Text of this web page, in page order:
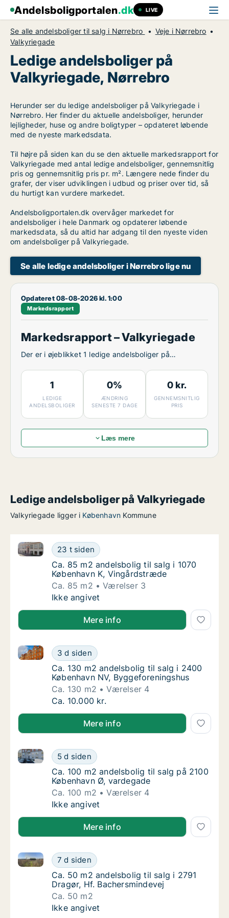
Andelsboligportalen.dk LIVE
Se alle andelsboliger til salg i Nørrebro
Veje i Nørrebro
Valkyriegade
Ledige andelsboliger på
Valkyriegade, Nørrebro
Herunder ser du ledige andelsboliger på Valkyriegade i
Nørrebro. Her finder du aktuelle andelsboliger, herunder
lejligheder, huse og andre boligtyper – opdateret løbende
med de nyeste markedsdata.
Til højre på siden kan du se den aktuelle markedsrapport for
Valkyriegade med antal ledige andelsboliger, gennemsnitlig
pris og gennemsnitlig pris pr. m². Længere nede finder du
grafer, der viser udviklingen i udbud og priser over tid, så
du hurtigt kan vurdere markedet.
Andelsboligportalen.dk overvåger markedet for
andelsboliger i hele Danmark og opdaterer løbende
markedsdata, så du altid har adgang til den nyeste viden
om andelsboliger på Valkyriegade.
Se alle ledige andelsboliger i Nørrebro lige nu
Opdateret 08-08-2026 kl. 1:00
Markedsrapport
Markedsrapport – Valkyriegade
Der er i øjeblikket 1 ledige andelsboliger på
1
LEDIGE
ANDELSBOLIGER
0%
ÆNDRING
SENESTE 7 DAGE
0 kr.
GENNEMSNITLIG
PRIS
Læs mere
Ledige andelsboliger på Valkyriegade
Valkyriegade ligger i København Kommune
Ca. 85 m2 andelsbolig til salg i 1070
23 t siden
Ca. 85 m2 andelsbolig til salg i 1070 København K,
Ca. 85 m2 andelsbolig til salg i 1070
Ca. 85 m2 andelsbolig til salg i 1070
København K, Vingårdstræde
Ca. 85 m2
Værelser 3
Ca. 85 m2 andelsbolig til salg i 1070
Ikke angivet
Mere info
Ca. 130 m2 andelsbolig til salg i 2400
3 d siden
Ca. 130 m2 andelsbolig til salg i 2400 København
Ca. 130 m2 andelsbolig til salg i 2400
Ca. 130 m2 andelsbolig til salg i 2400
København NV, Byggeforeningshus
Ca. 130 m2
Værelser 4
Ca. 130 m2 andelsbolig til salg i 2400
Ca. 10.000 kr.
Mere info
Ca. 100 m2 andelsbolig til salg på 2100
5 d siden
Ca. 100 m2 andelsbolig til salg på 2100 København
Ca. 100 m2 andelsbolig til salg på 2100
Ca. 100 m2 andelsbolig til salg på 2100
København Ø, vardegade
Ca. 100 m2
Værelser 4
Ca. 100 m2 andelsbolig til salg på 2100
Ikke angivet
Mere info
Ca. 50 m2 andelsbolig til salg i 2791
7 d siden
Ca. 50 m2 andelsbolig til salg i 2791 Dragør, Hf.
Ca. 50 m2 andelsbolig til salg i 2791
Ca. 50 m2 andelsbolig til salg i 2791
Dragør, Hf. Bachersmindevej
Ca. 50 m2
Ca. 50 m2 andelsbolig til salg i 2791
Ikke angivet